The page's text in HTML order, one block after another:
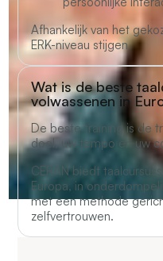
Afhankelijk van het
ERK-niveau stijgen.
Wat is de beste
volwassenen in
De beste training is de
doel, uw tempo en uw
CERAN biedt
Europa, in
met een methode
zelfvertrouwen.